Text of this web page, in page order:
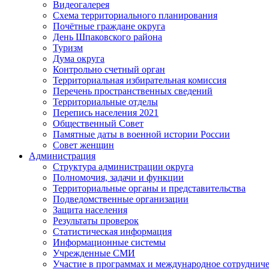
Видеогалерея
Схема территориального планирования
Почётные граждане округа
День Шпаковского района
Туризм
Дума округа
Контрольно счетный орган
Территориальная избирательная комиссия
Перечень пространственных сведений
Территориальные отделы
Перепись населения 2021
Общественный Совет
Памятные даты в военной истории России
Совет женщин
Администрация
Структура администрации округа
Полномочия, задачи и функции
Территориальные органы и представительства
Подведомственные организации
Защита населения
Результаты проверок
Статистическая информация
Информационные системы
Учрежденные СМИ
Участие в программах и международное